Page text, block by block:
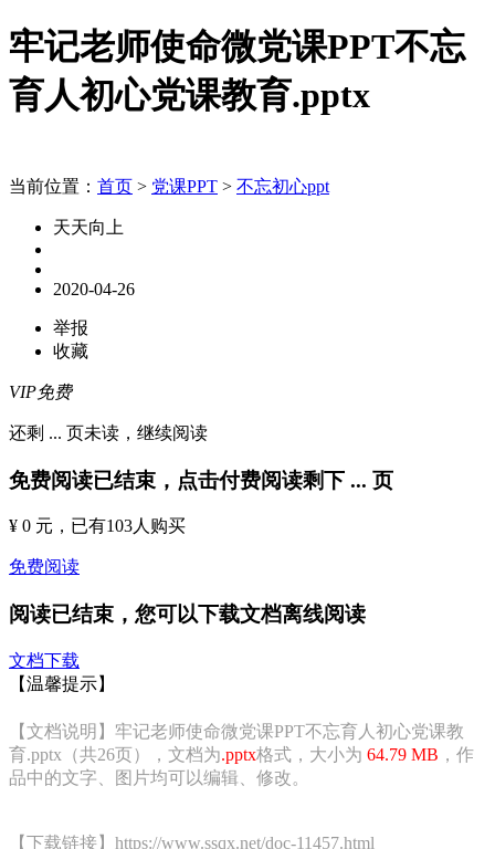
牢记老师使命微党课PPT不忘
育人初心党课教育.pptx
当前位置： 首页 > 党课PPT > 不忘初心ppt
天天向上
2020-04-26
举报
收藏
VIP免费
还剩 ... 页未读， 继续阅读
免费阅读已结束，点击付费阅读剩下 ... 页
¥ 0 元 ，已有103人购买
免费阅读
阅读已结束，您可以下载文档离线阅读
文档下载
【温馨提示】
【文档说明】牢记老师使命微党课PPT不忘育人初心党课教
育.pptx（共26页），文档为.pptx格式，大小为 64.79 MB ，作
品中的文字、图片均可以编辑、修改。
【下载链接】https://www.ssqx.net/doc-11457.html